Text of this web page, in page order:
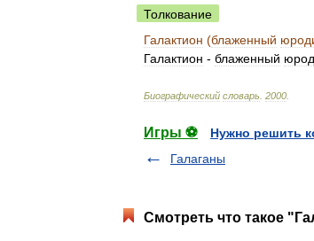
Толкование
Галактион (блаженный
Галактион - блаженный
Биографический словарь 2000
Игры ⚽
Нужно решить
Галаганы
Смотреть что такое